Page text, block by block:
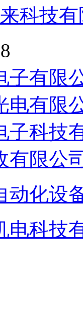
科技
子有限
电有限
子科技
有限公
动化设
电科技